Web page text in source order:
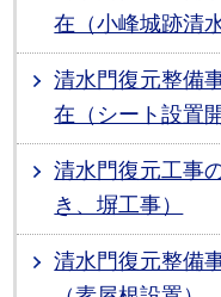
在（小峰城跡清
清水門復元整備
在（シート設置
清水門復元工事
き、塀工事）
清水門復元整備